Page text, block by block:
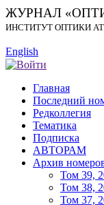
ЖУРНАЛ
ИНСТИТУТ ОПТИКИ
English
Главная
Последний
Редколлегия
Тематика
Подписка
АВТОРАМ
Архив
Том 39,
Том 38,
Том 37,